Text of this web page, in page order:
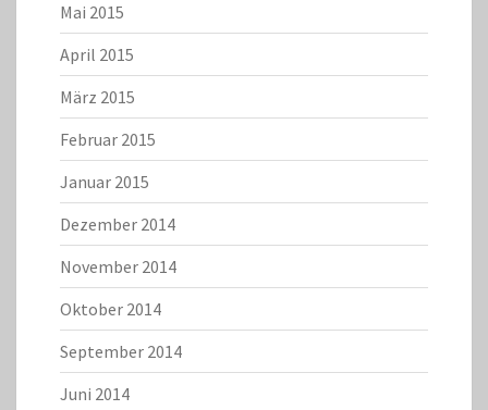
Mai 2015
April 2015
März 2015
Februar 2015
Januar 2015
Dezember 2014
November 2014
Oktober 2014
September 2014
Juni 2014